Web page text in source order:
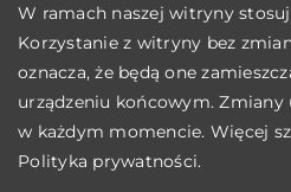
W ramach naszej witryny
Korzystanie z witryny bez
oznacza, że będą one
urządzeniu końcowym.
w każdym momencie. Więcej
Polityka prywatności.